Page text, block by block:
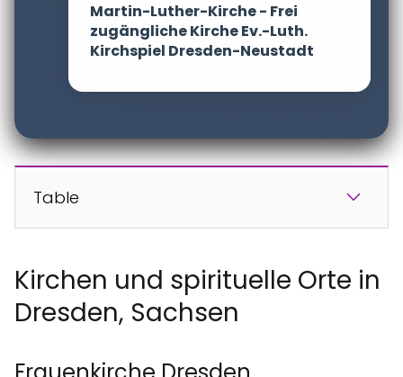
Martin-Luther-Kirche - Frei
zugängliche Kirche Ev.-Luth.
Kirchspiel Dresden-Neustadt
Table
Kirchen und spirituelle Orte in
Dresden, Sachsen